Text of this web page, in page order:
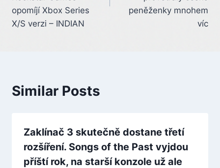
opomíjí Xbox Series
X/S verzi – INDIAN
peněženky mnohem
víc
Similar Posts
Zaklínač 3 skutečně dostane třetí
rozšíření. Songs of the Past vyjdou
příští rok, na starší konzole už ale